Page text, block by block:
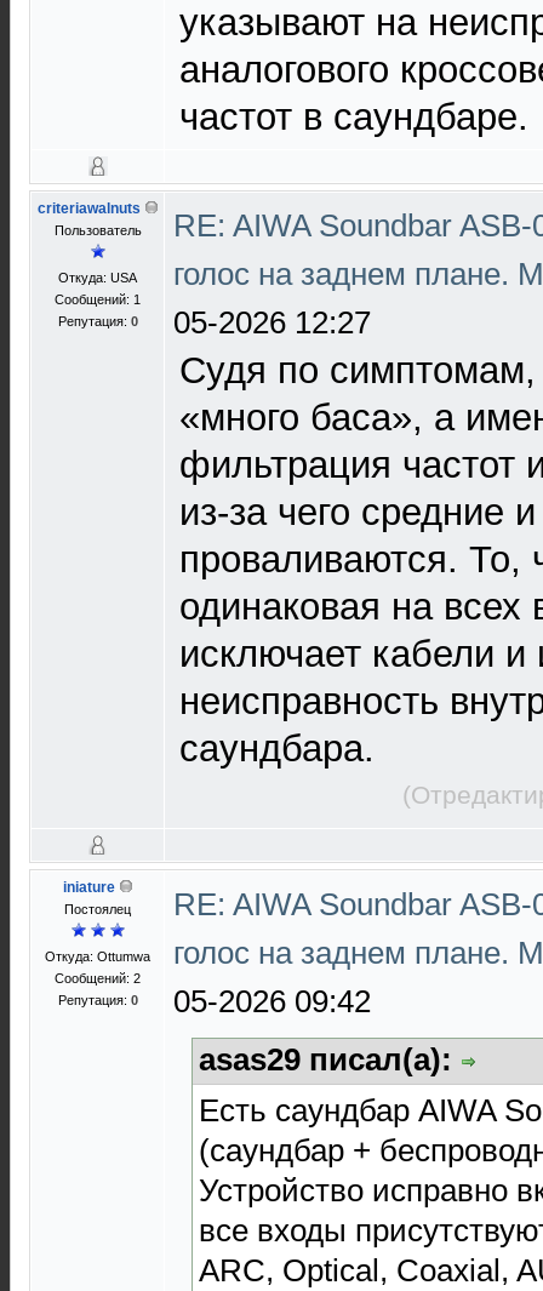
указывают на
аналогового
частот в саундбаре.
criteriawalnuts
Пользователь
Откуда: USA
Сообщений: 1
Репутация: 0
RE: AIWA Soundbar
голос на заднем плане.
05-2026 12:27
Судя по симптомам,
«много баса», а
фильтрация частот
из‑за чего средние
проваливаются. То,
одинаковая на всех
исключает кабели и
неисправность
саундбара.
iniature
Постоялец
Откуда: Ottumwa
Сообщений: 2
Репутация: 0
RE: AIWA Soundbar
голос на заднем плане.
05-2026 09:42
asas29 писал(а):
Есть саундбар AIWA
(саундбар +
Устройство исправно
все входы
ARC, Optical, Coaxial,